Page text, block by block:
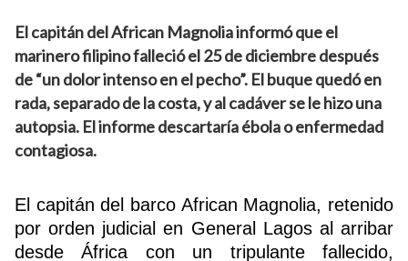
El capitán del African Magnolia informó que el
marinero filipino falleció el 25 de diciembre después
de “un dolor intenso en el pecho”. El buque quedó en
rada, separado de la costa, y al cadáver se le hizo una
autopsia. El informe descartaría ébola o enfermedad
contagiosa.
El capitán del barco African Magnolia, retenido
por orden judicial en General Lagos al arribar
desde África con un tripulante fallecido,